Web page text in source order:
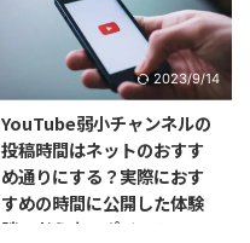
2023/9/14
YouTube弱小チャンネルの
投稿時間はネットのおすす
め通りにする？実際におす
すめの時間に公開した体験
談と考え方のポイント